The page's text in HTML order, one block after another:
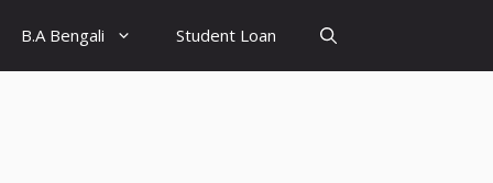
B.A Bengali Student Loan